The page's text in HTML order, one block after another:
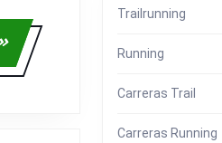
Leer
más
Trailrunning
Running
Carreras Trail
Carreras Running